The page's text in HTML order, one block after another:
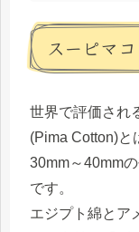
スーピマ
世界で評価され
(Pima Cotton)と
30mm～40mm
です。
エジプト綿とア